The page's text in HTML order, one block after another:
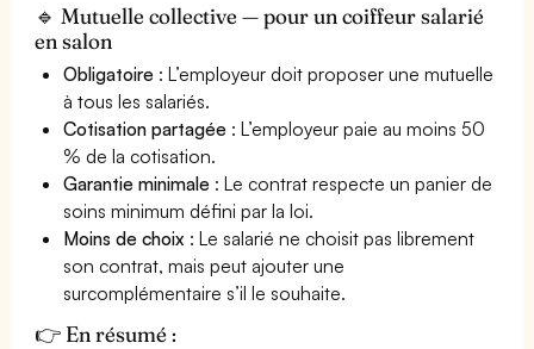
🔹 Mutuelle collective — pour un coiffeur salarié
en salon
Obligatoire : L’employeur doit proposer une mutuelle
à tous les salariés.
Cotisation partagée : L’employeur paie au moins 50
% de la cotisation.
Garantie minimale : Le contrat respecte un panier de
soins minimum défini par la loi.
Moins de choix : Le salarié ne choisit pas librement
son contrat, mais peut ajouter une
surcomplémentaire s’il le souhaite.
👉 En résumé :